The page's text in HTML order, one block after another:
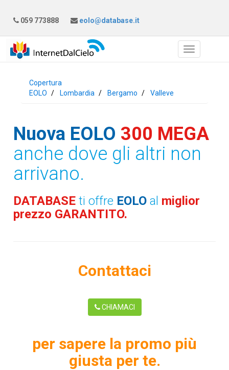
059 773888 eolo@database.it
Copertura
EOLO
Lombardia Bergamo Valleve
Nuova EOLO 300 MEGA
anche dove gli altri non
arrivano.
DATABASEti offre EOLO al miglior
prezzo GARANTITO.
Contattaci
CHIAMACI
per sapere la promo più
giusta per te.